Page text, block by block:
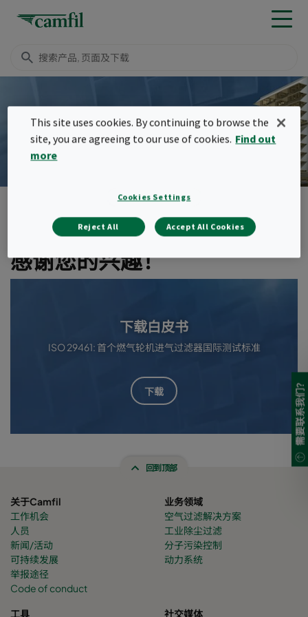
下载
白皮书
感谢您的兴趣！
下载白皮书
ISO 29461: 首个燃气轮机进气过滤器国际测试标准
下载
回到顶部
关于Camfil
工作机会
人员
新闻/活动
可持续发展
举报途径
Code of conduct
业务领域
空气过滤解决方案
工业除尘过滤
分子污染控制
动力系统
工具 社交媒体
需要联系我们?
This site uses cookies. By continuing to browse the
site, you are agreeing to our use of cookies. Find out
more
Cookies Settings
Reject All Accept All Cookies